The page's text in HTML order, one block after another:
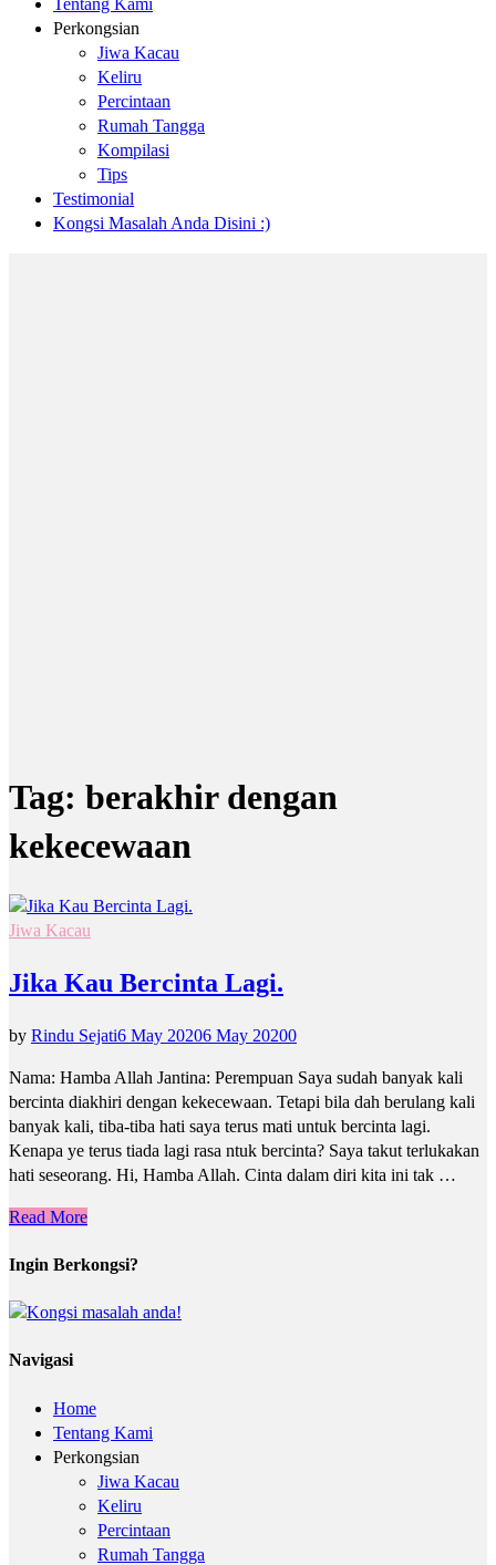
Tentang Kami
Perkongsian
Jiwa Kacau
Keliru
Percintaan
Rumah Tangga
Kompilasi
Tips
Testimonial
Kongsi Masalah Anda Disini :)
Tag: berakhir dengan
kekecewaan
Jiwa Kacau
Jika Kau Bercinta Lagi.
by Rindu Sejati6 May 20206 May 20200
Nama: Hamba Allah Jantina: Perempuan Saya sudah banyak kali
bercinta diakhiri dengan kekecewaan. Tetapi bila dah berulang kali
banyak kali, tiba-tiba hati saya terus mati untuk bercinta lagi.
Kenapa ye terus tiada lagi rasa ntuk bercinta? Saya takut terlukakan
hati seseorang. Hi, Hamba Allah. Cinta dalam diri kita ini tak …
Read More
Ingin Berkongsi?
Navigasi
Home
Tentang Kami
Perkongsian
Jiwa Kacau
Keliru
Percintaan
Rumah Tangga